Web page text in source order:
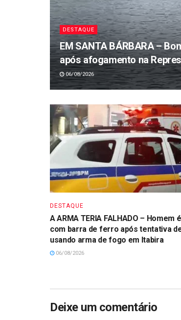
DESTAQUE
EM SANTA BÁRBARA –
após afogamento na
06/08/2026
DESTAQUE
A ARMA TERIA FALHADO – Homem
com barra de ferro após tentativa
usando arma de fogo em Itabira
06/08/2026
Deixe um comentário